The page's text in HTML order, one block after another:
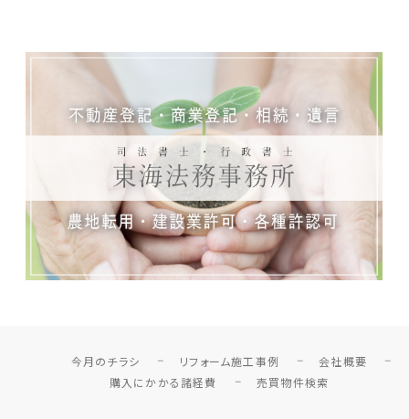
今月のチラシ リフォーム施工事例
会社概要
購入にかかる諸経費
売買物件検索